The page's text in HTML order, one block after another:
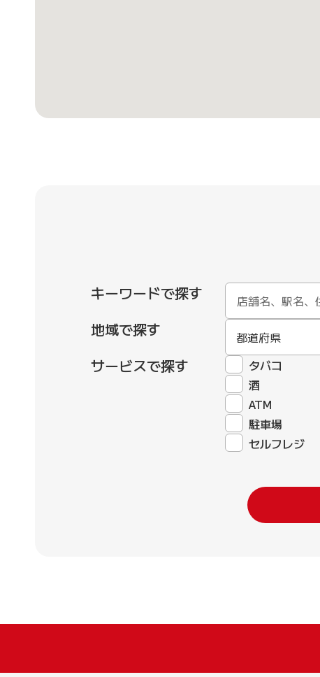
キーワードで探す
地域で探す
都道府県
サービスで探す
タバコ
酒
ATM
駐車場
セルフレジ